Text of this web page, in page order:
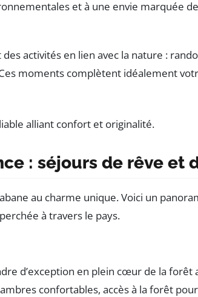
et à une envie marquée de
activités en lien avec la nature :
moments complètent idéalement
: séjours de rêve et
au charme unique. Voici un
à travers le pays.
d’exception en plein cœur de la forêt
confortables, accès à la forêt